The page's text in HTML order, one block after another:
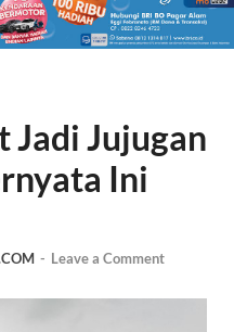
Jadi Jujugan
Ini
- Leave a Comment